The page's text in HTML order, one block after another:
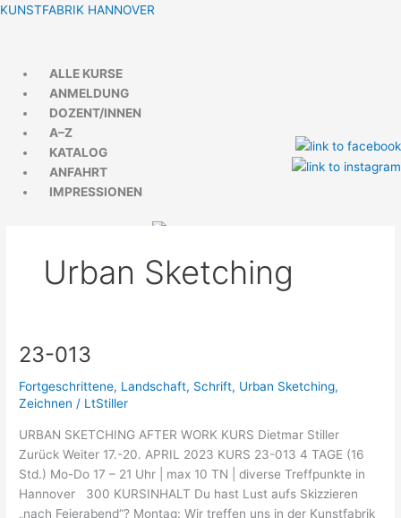
Zum
KUNSTFABRIK HANNOVER
Menü
ALLE KURSE
ANMELDUNG
DOZENT/INNEN
A–Z
KATALOG
ANFAHRT
IMPRESSIONEN
Urban Sketching
23-013
Fortgeschrittene, Landschaft, Schrift, Urban Sketching,
Zeichnen / LtStiller
URBAN SKETCHING AFTER WORK KURS Dietmar Stiller
Zurück Weiter 17.-20. APRIL 2023 KURS 23-013 4 TAGE (16
Std.) Mo-Do 17 – 21 Uhr | max 10 TN | diverse Treffpunkte in
Hannover 300 KURSINHALT Du hast Lust aufs Skizzieren
„nach Feierabend“? Montag: Wir treffen uns in der Kunstfabrik
23-
Menü